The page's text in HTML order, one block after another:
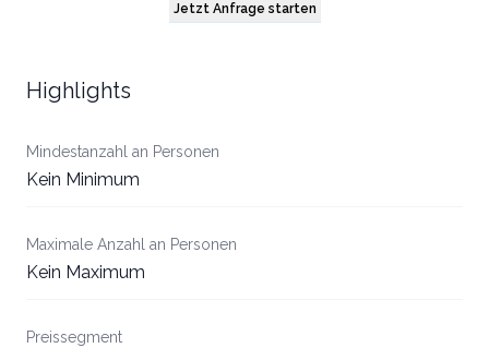
Jetzt Anfrage starten
Highlights
Mindestanzahl an Personen
Kein Minimum
Maximale Anzahl an Personen
Kein Maximum
Preissegment